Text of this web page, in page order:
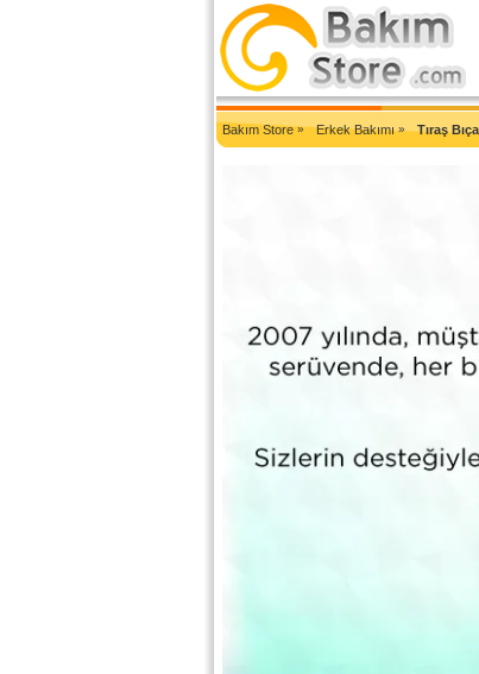
2007'den Beri Türkiye'nin En Güncel Bakım Ürünleri
Bakım Store» Erkek Bakımı» Tıraş